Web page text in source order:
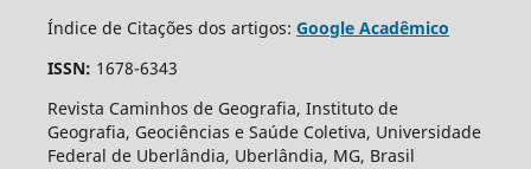
Índice de Citações dos artigos: Google Acadêmico
ISSN: 1678-6343
Revista Caminhos de Geografia, Instituto de
Geografia, Geociências e Saúde Coletiva, Universidade
Federal de Uberlândia, Uberlândia, MG, Brasil